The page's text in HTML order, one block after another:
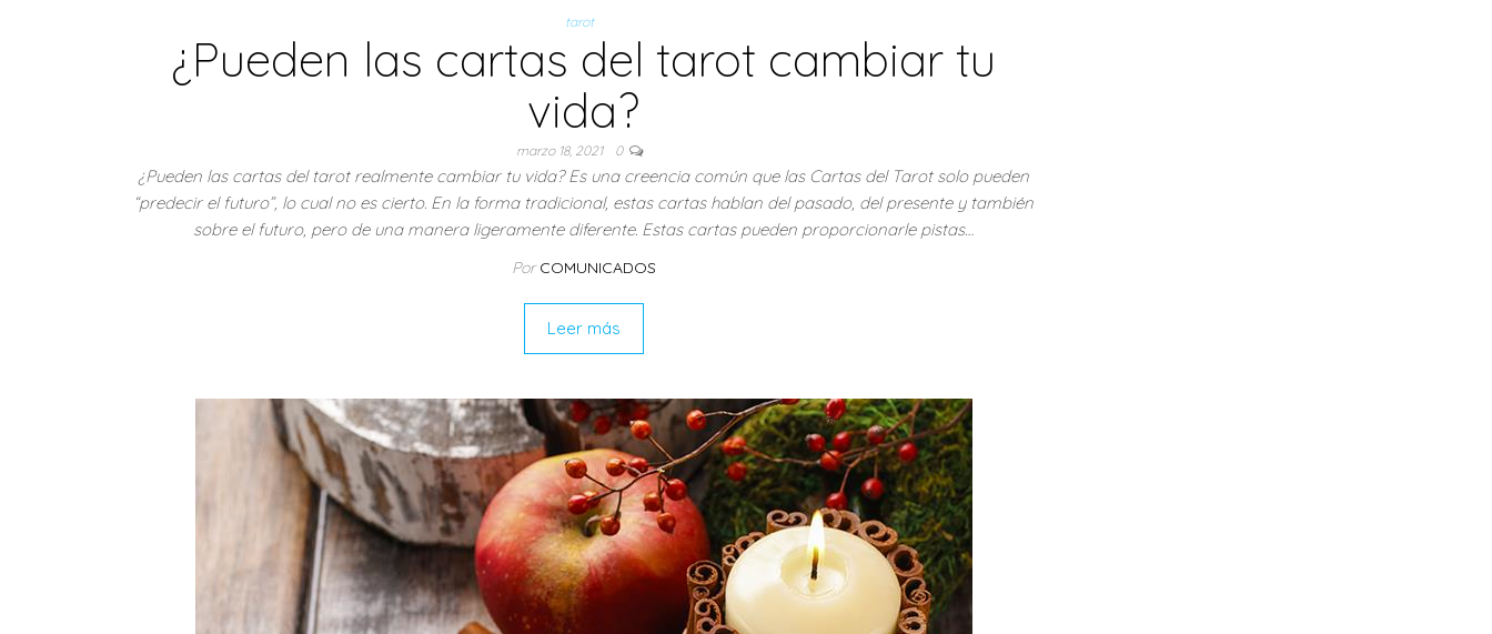
tarot
¿Pueden las cartas del tarot cambiar tu
vida?
marzo 18, 2021 0
¿Pueden las cartas del tarot realmente cambiar tu vida? Es una creencia común que las Cartas del Tarot solo pueden
“predecir el futuro”, lo cual no es cierto. En la forma tradicional, estas cartas hablan del pasado, del presente y también
sobre el futuro, pero de una manera ligeramente diferente. Estas cartas pueden proporcionarle pistas…
Por COMUNICADOS
Leer más